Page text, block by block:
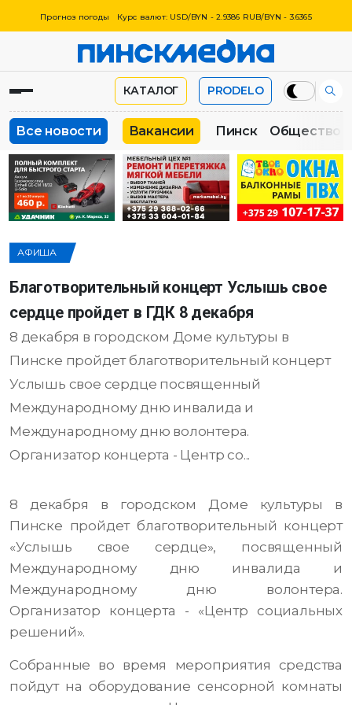
Прогноз погоды Курс валют: USD/BYN - 2.9386 RUB/BYN - 3.6365
КАТАЛОГ PRODELO
Все новости Вакансии Пинск Общество
АФИША
Благотворительный концерт Услышь свое
сердце пройдет в ГДК 8 декабря
8 декабря в городском Доме культуры в
Пинске пройдет благотворительный концерт
Услышь свое сердце посвященный
Международному дню инвалида и
Международному дню волонтера.
Организатор концерта - Центр со...
8 декабря в городском Доме культуры в
Пинске пройдет благотворительный концерт
«Услышь свое сердце», посвященный
Международному дню инвалида и
Международному дню волонтера.
Организатор концерта - «Центр социальных
решений».
Собранные во время мероприятия средства
пойдут на оборудование сенсорной комнаты